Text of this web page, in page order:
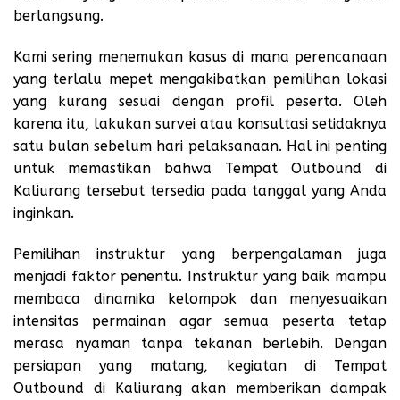
berlangsung.
Kami sering menemukan kasus di mana perencanaan
yang terlalu mepet mengakibatkan pemilihan lokasi
yang kurang sesuai dengan profil peserta. Oleh
karena itu, lakukan survei atau konsultasi setidaknya
satu bulan sebelum hari pelaksanaan. Hal ini penting
untuk memastikan bahwa Tempat Outbound di
Kaliurang tersebut tersedia pada tanggal yang Anda
inginkan.
Pemilihan instruktur yang berpengalaman juga
menjadi faktor penentu. Instruktur yang baik mampu
membaca dinamika kelompok dan menyesuaikan
intensitas permainan agar semua peserta tetap
merasa nyaman tanpa tekanan berlebih. Dengan
persiapan yang matang, kegiatan di Tempat
Outbound di Kaliurang akan memberikan dampak